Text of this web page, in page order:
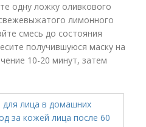
одну ложку оливкового
лимонного
смесь до состояния
получившуюся маску на
10-20 минут, затем